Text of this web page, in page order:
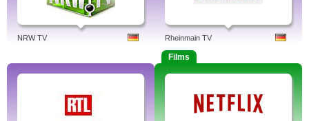
NRW TV Rheinmain TV
Films